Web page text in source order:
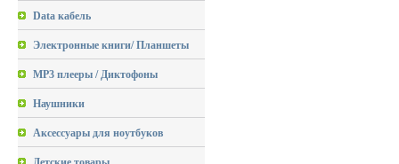
Data кабель
Электронные книги/ Планшеты
MP3 плееры / Диктофоны
Наушники
Аксессуары для ноутбуков